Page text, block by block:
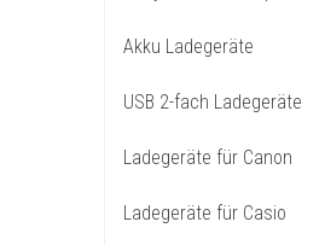
Akku Ladegeräte
USB 2-fach Ladegeräte
Ladegeräte für Canon
Ladegeräte für Casio